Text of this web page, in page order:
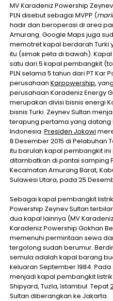
MV Karadeniz Powership
PLN disebut sebagai MVPP (
hadir dan beroperasi di area
Amurang. Google Maps juga
memotret kapal berdarah Turki
itu (simak peta di bawah).
satu dari 5 kapal pembangkit
PLN selama 5 tahun dari PT Kar
perusahaan Karpowership,
perusahaan Karadeniz Energy
merupakan divisi bisnis energi
bisnis Turki. Zeynev Sultan
terapung pertama yang
Indonesia. Presiden Jokowi
8 Desember 2015 di Pelabuhan
itu barulah kapal pembangkit
ditambatkan di pantai samping
Kecamatan Amurang Barat,
Sulawesi Utara, pada 25
Sebagai kapal pembangkit
Powership Zeynev Sultan
dua kapal lainnya (MV
Karadeniz Powership Gokhan
memenuhi permintaan sewa
tergolong sudah berumur.
semula adalah kapal barang
keluaran September 1984. Pada
menjadi kapal pembangkit
Shipyard, Tuzla, Istambul. Tepat
Sultan diberangkan ke Jakarta.